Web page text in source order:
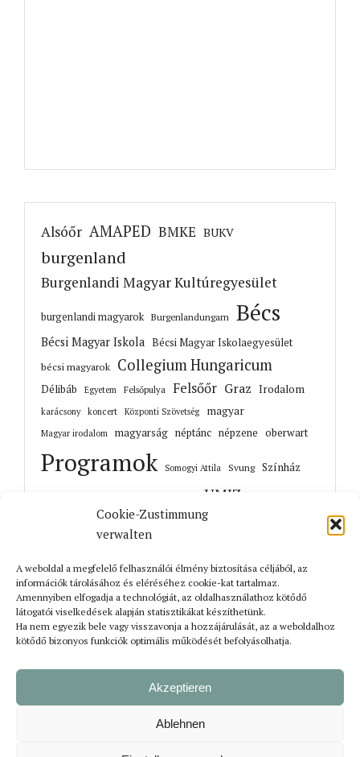
Cookie-Zustimmung
verwalten
A weboldal a megfelelő felhasználói élmény biztosítása céljából, az
információk tárolásához és eléréséhez cookie-kat tartalmaz.
Amennyiben elfogadja a technológiát, az oldalhasználathoz kötődő
látogatói viselkedések alapján statisztikákat készíthetünk.
Ha nem egyezik bele vagy visszavonja a hozzájárulását, az a weboldalhoz
kötődő bizonyos funkciók optimális működését befolyásolhatja.
Akzeptieren
Ablehnen
Alsóőr AMAPED BMKE BUKV
burgenland
Burgenlandi Magyar Kultúregyesület
burgenlandi magyarok Burgenlandungarn Bécs
Bécsi Magyar Iskola Bécsi Magyar Iskolaegyesület
bécsi magyarok Collegium Hungaricum
Délibáb Egyetem Felsőpulya Felsőőr Graz Irodalom
karácsony koncert Központi Szövetség magyar
Magyar irodalom magyarság néptánc népzene oberwart
Programok Somogyi Attila Svung Színház
UMIZ
zene Őrisziget
Korábbi cikkek